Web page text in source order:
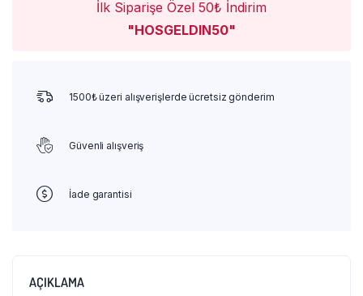
İlk Siparişe Özel 50₺ İndirim
"HOSGELDIN50"
1500₺ üzeri alışverişlerde ücretsiz gönderim
Güvenli alışveriş
İade garantisi
AÇIKLAMA